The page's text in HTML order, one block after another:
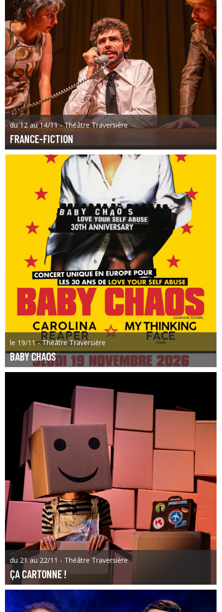
du 12 au 14/11 - Théâtre Traversière
FRANCE-FICTION
le 19/11 - Théâtre Traversière
BABY CHAOS
du 21 au 22/11 - Théâtre Traversière
ÇA CARTONNE !